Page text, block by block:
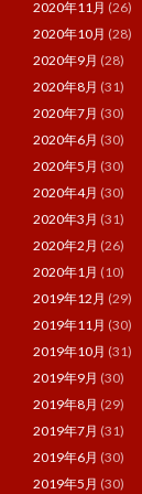
2020年11月 (26)
2020年10月 (28)
2020年9月 (28)
2020年8月 (31)
2020年7月 (30)
2020年6月 (30)
2020年5月 (30)
2020年4月 (30)
2020年3月 (31)
2020年2月 (26)
2020年1月 (10)
2019年12月 (29)
2019年11月 (30)
2019年10月 (31)
2019年9月 (30)
2019年8月 (29)
2019年7月 (31)
2019年6月 (30)
2019年5月 (30)